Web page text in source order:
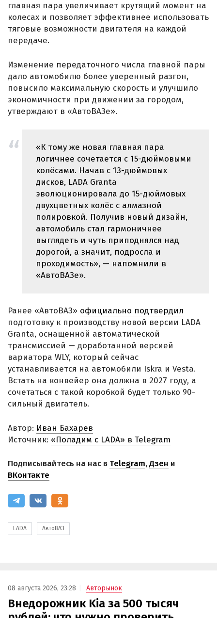
главная пара увеличивает крутящий момент на
колесах и позволяет эффективнее использовать
тяговые возможности двигателя на каждой
передаче.
Изменение передаточного числа главной пары
дало автомобилю более уверенный разгон,
повысило максимальную скорость и улучшило
экономичности при движении за городом,
утверждают в «АвтоВАЗе».
«К тому же новая главная пара
логичнее сочетается с 15-дюймовыми
колёсами. Начав с 13-дюймовых
дисков, LADA Granta
эволюционировала до 15-дюймовых
двухцветных колёс с алмазной
полировкой. Получив новый дизайн,
автомобиль стал гармоничнее
выглядеть и чуть приподнялся над
дорогой, а значит, подросла и
проходимость», — напомнили в
«АвтоВАЗе».
Ранее «АвтоВАЗ» официально подтвердил
подготовку к производству новой версии LADA
Granta, оснащенной автоматической
трансмиссией — доработанной версией
вариатора WLY, который сейчас
устанавливается на автомобили Iskra и Vesta.
Встать на конвейер она должна в 2027 году, а
сочетаться с такой коробкой будет только 90-
сильный двигатель.
Автор: Иван Бахарев
Источник: «Поладим с LADA» в Telegram
Подписывайтесь на нас в Telegram,Дзен и
ВКонтакте
LADA АвтоВАЗ
08 августа 2026, 23:28 Авторынок
Внедорожник Kia за 500 тысяч